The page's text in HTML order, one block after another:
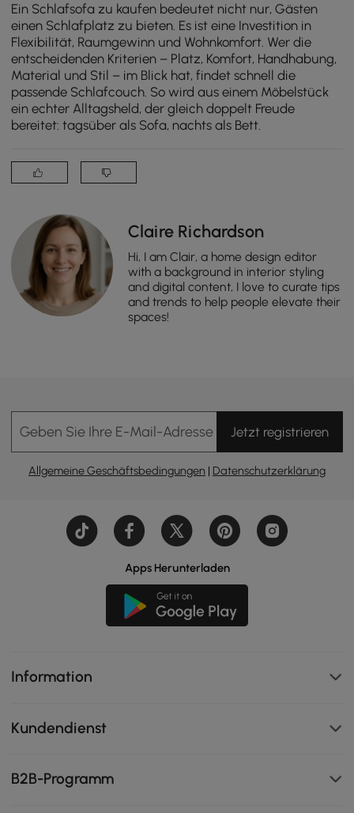
Ein Schlafsofa zu kaufen bedeutet nicht nur, Gästen
einen Schlafplatz zu bieten. Es ist eine Investition in
Flexibilität, Raumgewinn und Wohnkomfort. Wer die
entscheidenden Kriterien – Platz, Komfort, Handhabung,
Material und Stil – im Blick hat, findet schnell die
passende Schlafcouch. So wird aus einem Möbelstück
ein echter Alltagsheld, der gleich doppelt Freude
bereitet: tagsüber als Sofa, nachts als Bett.
Claire Richardson
Hi, I am Clair, a home design editor
with a background in interior styling
and digital content, I love to curate tips
and trends to help people elevate their
spaces!
Geben Sie Ihre E-Mail-Adresse EinJetzt registrieren
Allgemeine Geschäftsbedingungen | Datenschutzerklärung
Apps Herunterladen
Information
Kundendienst
B2B-Programm